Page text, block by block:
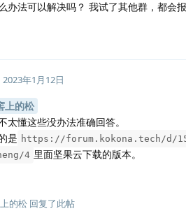
办法可以解决吗？ 我试了其他群，都会
2023年1月12日
上的松
太懂这些没办法准确回答。
是 https://forum.kokona.tech/d/
4 里面坚果云下载的版本。
的松 回复了此帖